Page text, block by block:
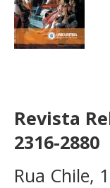
Revista
2316-2880
Rua Chile,